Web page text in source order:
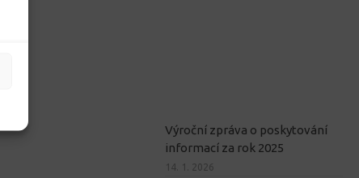
Výroční zpráva o poskytování
informací za rok 2025
14. 1. 2026